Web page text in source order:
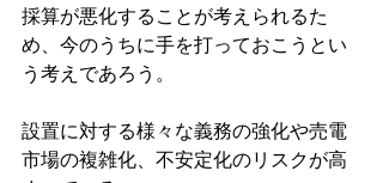
採算が悪化することが考えられるた
め、今のうちに手を打っておこうとい
う考えであろう。
設置に対する様々な義務の強化や売電
市場の複雑化、不安定化のリスクが高